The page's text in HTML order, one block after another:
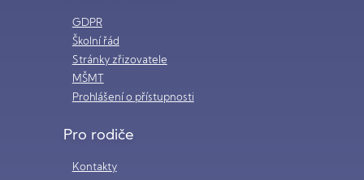
GDPR
Školní řád
Stránky zřizovatele
MŠMT
Prohlášení o přístupnosti
Pro rodiče
Kontakty